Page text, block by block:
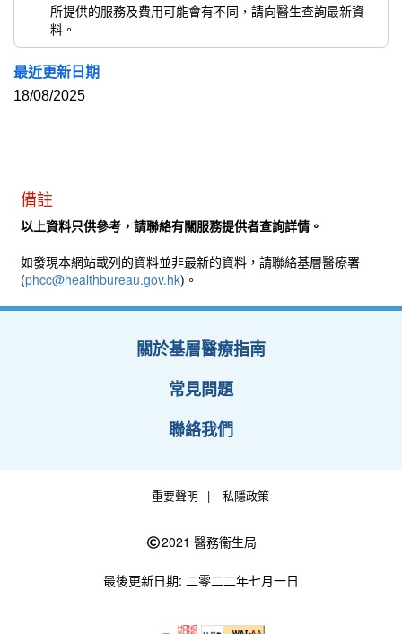
所提供的服務及費用可能會有不同，請向醫生查詢最新資
料。
最近更新日期
18/08/2025
備註
以上資料只供參考，請聯絡有關服務提供者查詢詳情。
如發現本網站載列的資料並非最新的資料，請聯絡基層醫療署
(phcc@healthbureau.gov.hk)。
關於基層醫療指南
常見問題
聯絡我們
重要聲明 私隱政策
2021 醫務衞生局
最後更新日期: 二零二二年七月一日